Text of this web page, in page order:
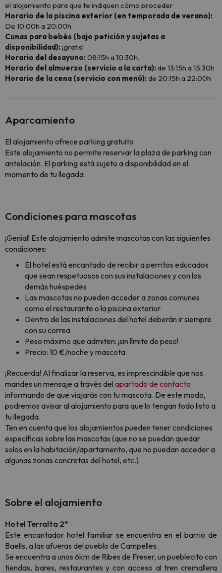
el alojamiento para que te indiquen cómo proceder
Horario de la piscina exterior (en temporada de verano):
De 10:00h a 20:00h
Cunas para bebés (bajo petición y sujetas a
disponibilidad):¡gratis!
Horario del desayuno:08:15h a 10:30h.
Horario del almuerzo (servicio a la carta):de 13:15h a 15:30h
Horario de la cena (servicio con menú):de 20:15h a 22:00h
Aparcamiento
El alojamiento ofrece parking gratuito
Este alojamiento no permite reservar la plaza de parking con
antelación. El parking está sujeto a disponibilidad en el
momento de tu llegada.
Condiciones para mascotas
¡Genial! Este alojamiento admite mascotas con las siguientes
condiciones:
El hotel está encantado de recibir a perritos educados
que sean respetuosos con sus instalaciones y con los
demás huéspedes
Las mascotas no pueden acceder a zonas comunes
como el restaurante o la piscina exterior
Dentro de las instalaciones del hotel deberán ir siempre
con su correa
Peso máximo que admiten: ¡sin límite de peso!
Precio: 10 €/noche y mascota
¡Recuerda! Al finalizar la reserva, es imprescindible que nos
mandes un mensaje a través del apartado de contacto
informando de que viajarás con tu mascota. De este modo,
podremos avisar al alojamiento para que lo tengan todo listo a
tu llegada.
Ten en cuenta que los alojamientos pueden tener condiciones
específicas sobre las mascotas (que no se puedan quedar
solos en la habitación/apartamento, que no puedan acceder a
algunas zonas concretas del hotel, etc.).
Sobre el alojamiento
Hotel Terralta 2*
Este encantador hotel familiar se encuentra en el barrio de
Baells, a las afueras del pueblo de Campelles.
Se encuentra a unos 6km de Ribes de Freser, un pueblecito con
tiendas, bares, restaurantes y con acceso al tren cremallera